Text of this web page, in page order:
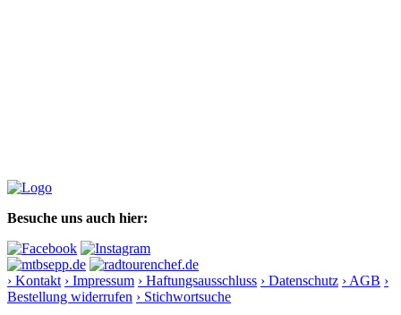
Besuche uns auch hier:
› Kontakt › Impressum › Haftungsausschluss › Datenschutz › AGB ›
Bestellung widerrufen › Stichwortsuche